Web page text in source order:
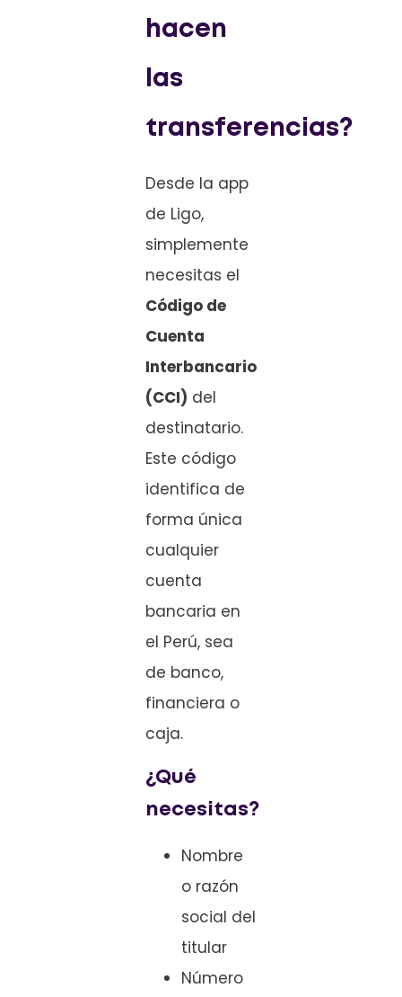
hacen
las
transferencias?
Desde la app
de Ligo,
simplemente
necesitas el
Código de
Cuenta
Interbancario
(CCI) del
destinatario.
Este código
identifica de
forma única
cualquier
cuenta
bancaria en
el Perú, sea
de banco,
financiera o
caja.
¿Qué
necesitas?
Nombre
o razón
social del
titular
Número